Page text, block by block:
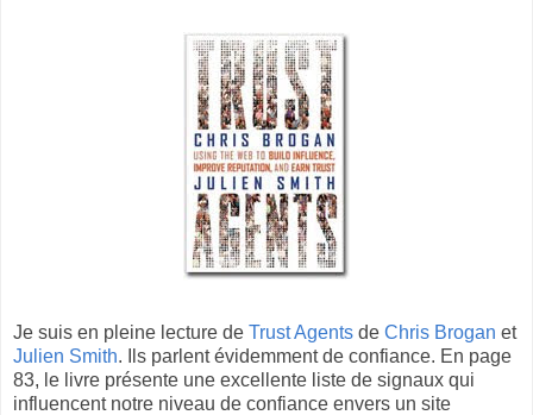
Je suis en pleine lecture de Trust Agents de Chris Brogan et
Julien Smith. Ils parlent évidemment de confiance. En page
83, le livre présente une excellente liste de signaux qui
influencent notre niveau de confiance envers un site